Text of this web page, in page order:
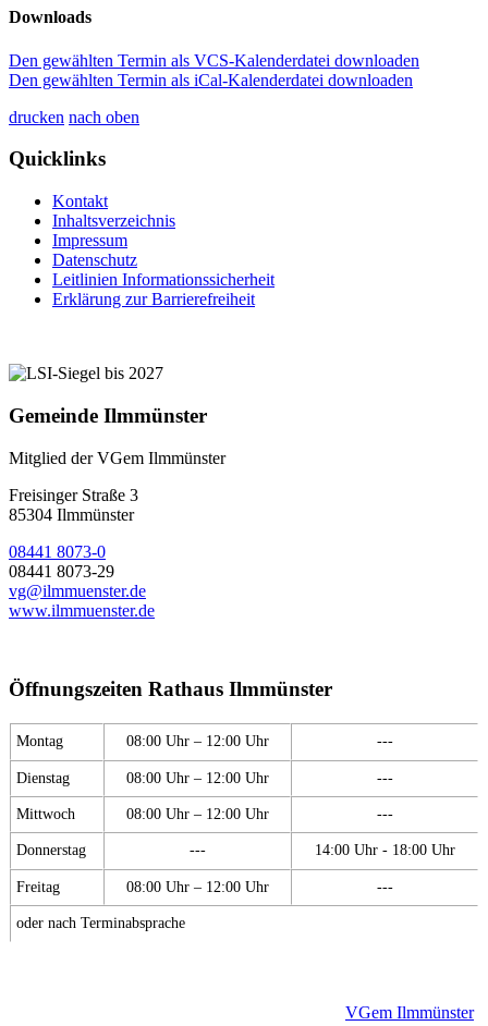
Downloads
Den gewählten Termin als VCS-Kalenderdatei downloaden
Den gewählten Termin als iCal-Kalenderdatei downloaden
drucken nach oben
Quicklinks
Kontakt
Inhaltsverzeichnis
Impressum
Datenschutz
Leitlinien Informationssicherheit
Erklärung zur Barrierefreiheit
Gemeinde Ilmmünster
Mitglied der VGem Ilmmünster
Freisinger Straße 3
85304 Ilmmünster
08441 8073-0
08441 8073-29
vg@ilmmuenster.de
www.ilmmuenster.de
Öffnungszeiten Rathaus Ilmmünster
Montag 08:00 Uhr – 12:00 Uhr ---
Dienstag 08:00 Uhr – 12:00 Uhr ---
Mittwoch 08:00 Uhr – 12:00 Uhr ---
Donnerstag --- 14:00 Uhr - 18:00 Uhr
Freitag 08:00 Uhr – 12:00 Uhr ---
oder nach Terminabsprache
VGem Ilmmünster